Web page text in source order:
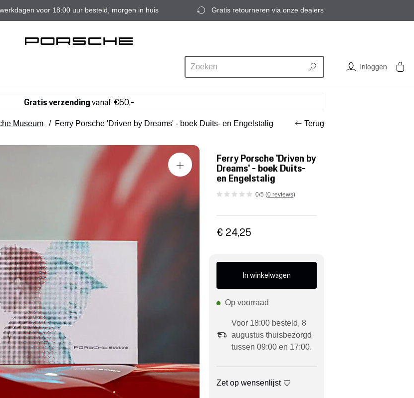
voor 18:00 uur besteld, morgen in huis Gratis retourneren via onze dealers
Inloggen
Gratis verzendingvanaf €50,-
Museum / Ferry Porsche 'Driven by Dreams' - boek Duits- en Engelstalig Terug
Ferry Porsche 'Driven by
Dreams' - boek Duits-
en Engelstalig
0/5 (0 reviews)
€ 24,25
In winkelwagen
Op voorraad
Voor 18:00 besteld, 8
augustus thuisbezorgd
tussen 09:00 en 17:00.
Zet op wensenlijst